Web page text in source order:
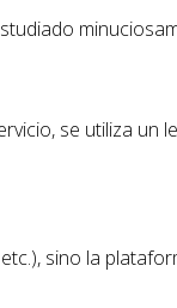
se utiliza un
sino la